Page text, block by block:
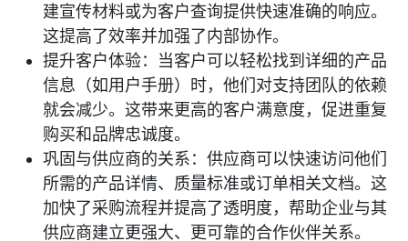
建宣传材料或为客户查询提供快速准确的响应。
这提高了效率并加强了内部协作。
提升客户体验：当客户可以轻松找到详细的产品
信息（如用户手册）时，他们对支持团队的依赖
就会减少。这带来更高的客户满意度，促进重复
购买和品牌忠诚度。
巩固与供应商的关系：供应商可以快速访问他们
所需的产品详情、质量标准或订单相关文档。这
加快了采购流程并提高了透明度，帮助企业与其
供应商建立更强大、更可靠的合作伙伴关系。